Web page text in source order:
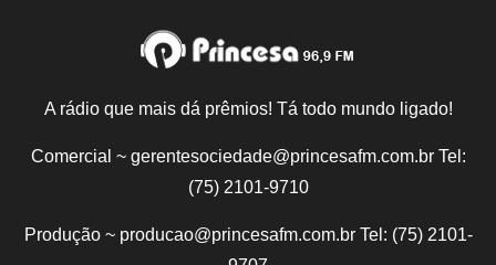
A rádio que mais dá prêmios! Tá todo mundo ligado!
Comercial ~ gerentesociedade@princesafm.com.br Tel:
(75) 2101-9710
Produção ~ producao@princesafm.com.br Tel: (75) 2101-